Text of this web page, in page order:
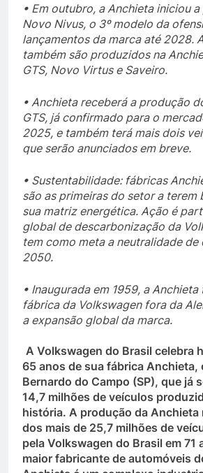
• Em outubro, a Anchieta iniciou
Novo Nivus, o 3º modelo da
lançamentos da marca até 2028.
também são produzidos na
GTS, Novo Virtus e Saveiro.
• Anchieta receberá a produção
GTS, já confirmado para o
2025, e também terá mais dois
que serão anunciados em breve.
• Sustentabilidade: fábricas
são as primeiras do setor a terem
sua matriz energética. Ação é
global de descarbonização da
tem como meta a neutralidade de
2050.
• Inaugurada em 1959, a
fábrica da Volkswagen fora da
a expansão global da marca.
A Volkswagen do Brasil celebra
65 anos de sua fábrica Anchieta,
Bernardo do Campo (SP), que já
14,7 milhões de veículos
história. A produção da Anchieta
dos mais de 25,7 milhões de
pela Volkswagen do Brasil em 71
maior fabricante de automóveis